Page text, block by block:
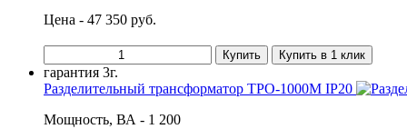
Цена - 47 350 руб.
Купить Купить в 1 клик
гарантия 3г.
Разделительный трансформатор ТРО-1000М IP20
Мощность, ВА - 1 200